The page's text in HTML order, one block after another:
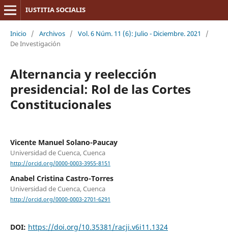
IUSTITIA SOCIALIS
Inicio / Archivos / Vol. 6 Núm. 11 (6): Julio - Diciembre. 2021
/
De Investigación
Alternancia y reelección
presidencial: Rol de las Cortes
Constitucionales
Vicente Manuel Solano-Paucay
Universidad de Cuenca, Cuenca
http://orcid.org/0000-0003-3955-8151
Anabel Cristina Castro-Torres
Universidad de Cuenca, Cuenca
http://orcid.org/0000-0003-2701-6291
DOI: https://doi.org/10.35381/racji.v6i11.1324